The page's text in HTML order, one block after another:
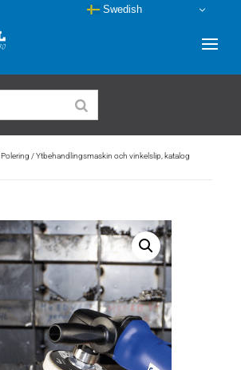
Polering / Ytbehandlingsmaskin och vinkelslip, katalog
Swedish